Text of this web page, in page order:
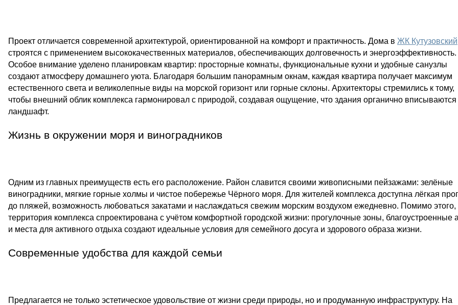
Проект отличается современной архитектурой, ориентированной на комфорт и практичность. Дома в ЖК Кутузовский
строятся с применением высококачественных материалов, обеспечивающих долговечность и энергоэффективность.
Особое внимание уделено планировкам квартир: просторные комнаты, функциональные кухни и удобные санузлы
создают атмосферу домашнего уюта. Благодаря большим панорамным окнам, каждая квартира получает максимум
естественного света и великолепные виды на морской горизонт или горные склоны. Архитекторы стремились к тому,
чтобы внешний облик комплекса гармонировал с природой, создавая ощущение, что здания органично вписываются
ландшафт.
Жизнь в окружении моря и виноградников
Одним из главных преимуществ есть его расположение. Район славится своими живописными пейзажами: зелёные
виноградники, мягкие горные холмы и чистое побережье Чёрного моря. Для жителей комплекса доступна лёгкая
до пляжей, возможность любоваться закатами и наслаждаться свежим морским воздухом ежедневно. Помимо этого,
территория комплекса спроектирована с учётом комфортной городской жизни: прогулочные зоны, благоустроенные
и места для активного отдыха создают идеальные условия для семейного досуга и здорового образа жизни.
Современные удобства для каждой семьи
Предлагается не только эстетическое удовольствие от жизни среди природы, но и продуманную инфраструктуру. На